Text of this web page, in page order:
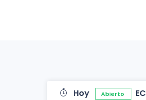
Hoy Abierto EC